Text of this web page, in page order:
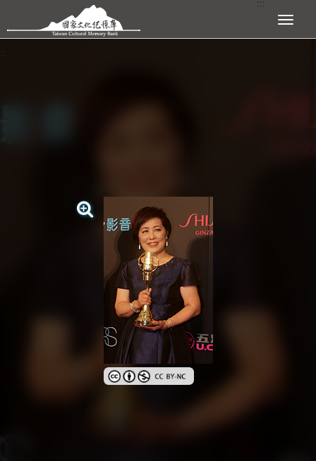
跳到主要內容區塊 展開選單
:::
創用CC姓名標示-非商業性 3.0 台灣及